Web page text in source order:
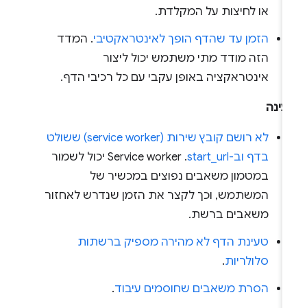
או לחיצות על המקלדת.
הזמן עד שהדף הופך לאינטראקטיבי. המדד
הזה מודד מתי משתמש יכול ליצור
אינטראקציה באופן עקבי עם כל רכיבי הדף.
לא רושם קובץ שירות (service worker) ששולט
בדף וב-start_url
. ‫Service worker יכול לשמור
במטמון משאבים נפוצים במכשיר של
המשתמש, וכך לקצר את הזמן שנדרש לאחזור
משאבים ברשת.
טעינת הדף לא מהירה מספיק ברשתות
סלולריות.
הסרת משאבים שחוסמים עיבוד.